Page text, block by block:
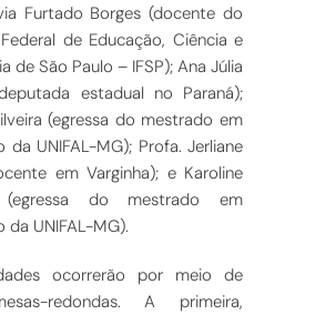
Furtado Borges (docente do
de Educação, Ciência e
de São Paulo – IFSP); Ana Júlia
estadual no Paraná);
(egressa do mestrado em
da UNIFAL-MG); Profa. Jerliane
em Varginha); e Karoline
(egressa do mestrado em
da UNIFAL-MG).
ocorrerão por meio de
redondas. A primeira,